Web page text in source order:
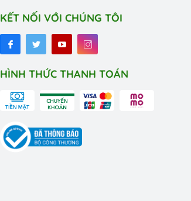
KẾT NỐI VỚI CHÚNG TÔI
HÌNH THỨC THANH TOÁN